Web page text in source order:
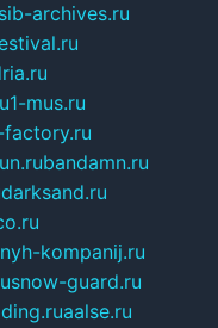
sib-archives.ru
1-mus.ru
factory.ru
bandamn.ru
darksand.ru
kompanij.ru
snow-guard.ru
aalse.ru